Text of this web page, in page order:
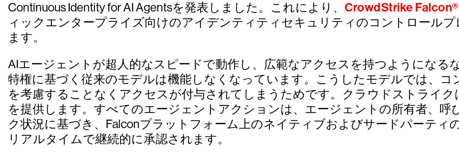
Continuous Identity for AI Agentsを発表しました。これにより、 CrowdStrike
ィックエンタープライズ向けのアイデンティティセキュリティのコントロール
ます。
AIエージェントが超人的なスピードで動作し、広範なアクセスを持つようになる
特権に基づく従来のモデルは機能しなくなっています。こうしたモデルでは、
を考慮することなくアクセスが付与されてしまうためです。クラウドストライ
を提供します。すべてのエージェントアクションは、エージェントの所有者、呼
ク状況に基づき、Falconプラットフォーム上のネイティブおよびサードパーティ
リアルタイムで継続的に承認されます。